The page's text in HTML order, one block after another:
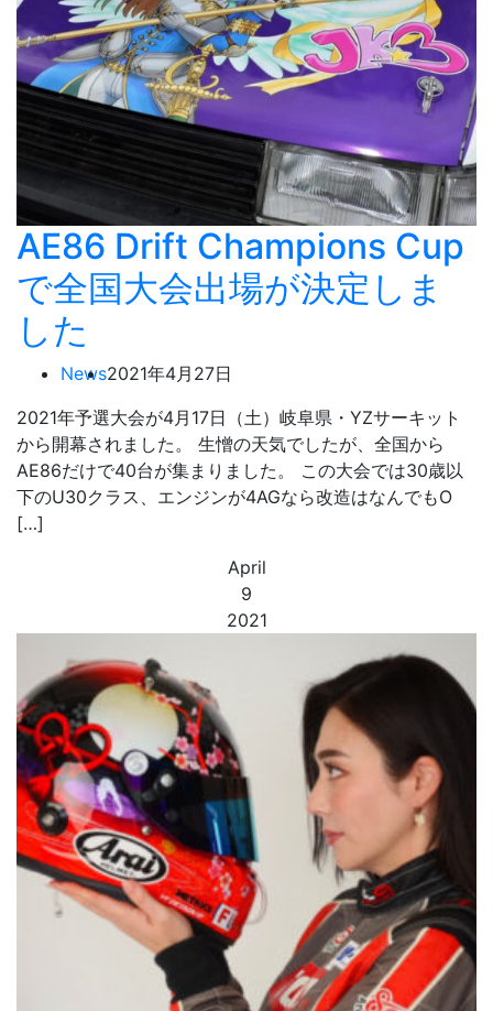
AE86 Drift Champions Cup
で全国大会出場が決定しま
した
News2021年4月27日
2021年予選大会が4月17日（土）岐阜県・YZサーキット
から開幕されました。 生憎の天気でしたが、全国から
AE86だけで40台が集まりました。 この大会では30歳以
下のU30クラス、エンジンが4AGなら改造はなんでもO
[…]
April
9
2021